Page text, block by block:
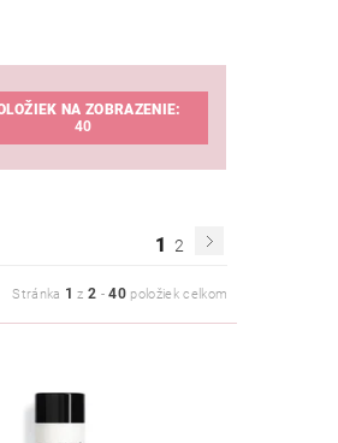
NA ZOBRAZENIE:
40
1 2
Stránka 1 z2 -40 položiek celkom